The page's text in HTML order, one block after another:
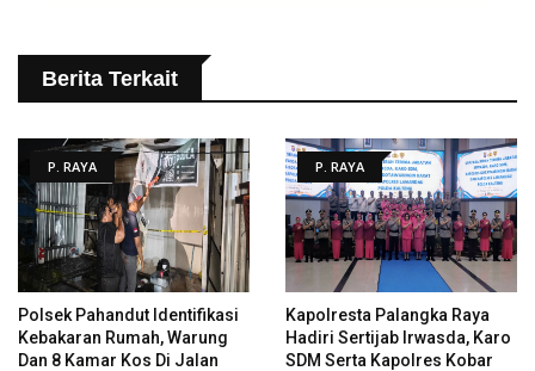
Berita Terkait
P. RAYA
Polsek Pahandut Identifikasi
Kebakaran Rumah, Warung
Dan 8 Kamar Kos Di Jalan
P. RAYA
Kapolresta Palangka Raya
Hadiri Sertijab Irwasda, Karo
SDM Serta Kapolres Kobar